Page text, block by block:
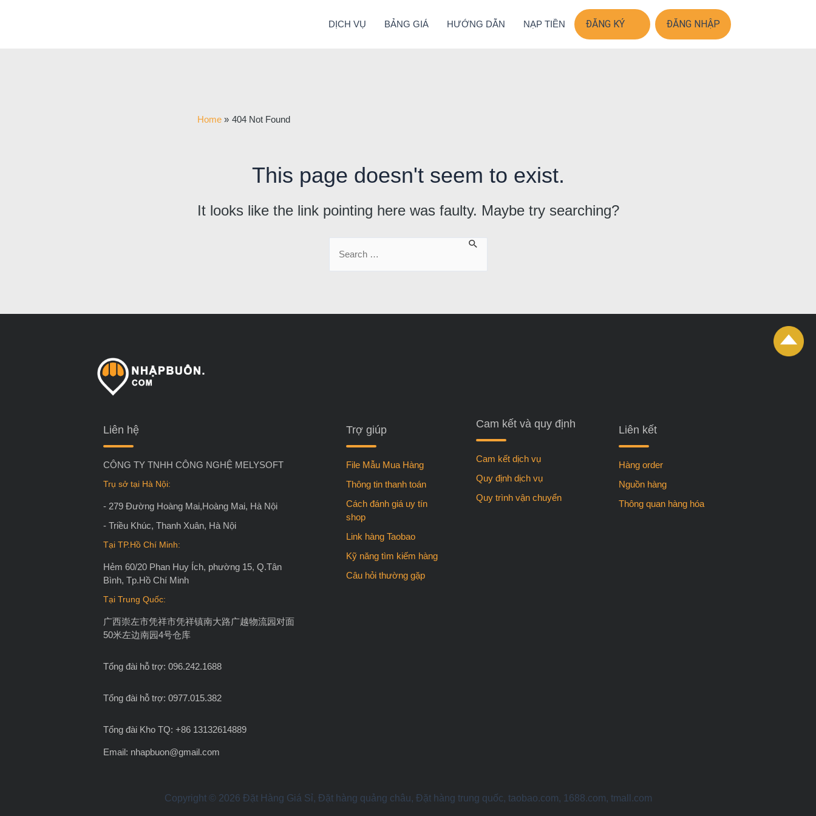
DỊCH VỤ BẢNG GIÁ HƯỚNG DẪN NẠP TIỀN ĐĂNG KÝ ĐĂNG NHẬP
Home 404 Not Found
This page doesn't seem to exist.
It looks like the link pointing here was faulty. Maybe try searching?
for:
Liên hệ
CÔNG TY TNHH CÔNG NGHỆ MELYSOFT
Trụ sở tại Hà Nội:
- 279 Đường Hoàng Mai,Hoàng Mai, Hà Nội
- Triều Khúc, Thanh Xuân, Hà Nội
Tại TP.Hồ Chí Minh:
Hẻm 60/20 Phan Huy Ích, phường 15, Q.Tân
Bình, Tp.Hồ Chí Minh
Tại Trung Quốc:
广西崇左市凭祥市凭祥镇南大路广越物流园对面
50米左边南园4号仓库
Tổng đài hỗ trợ: 096.242.1688
Tổng đài hỗ trợ: 0977.015.382
Tổng đài Kho TQ: +86 13132614889
Email: nhapbuon@gmail.com
Trợ giúp
File Mẫu Mua Hàng
Thông tin thanh toán
Cách đánh giá uy tín
shop
Link hàng Taobao
Kỹ năng tìm kiếm hàng
Câu hỏi thường gặp
Cam kết và quy định
Cam kết dịch vụ
Quy định dịch vụ
Quy trình vận chuyển
Liên kết
Hàng order
Nguồn hàng
Thông quan hàng hóa
Copyright © 2026 Đặt Hàng Giá Sỉ, Đặt hàng quảng châu, Đặt hàng trung quốc, taobao.com, 1688.com, tmall.com